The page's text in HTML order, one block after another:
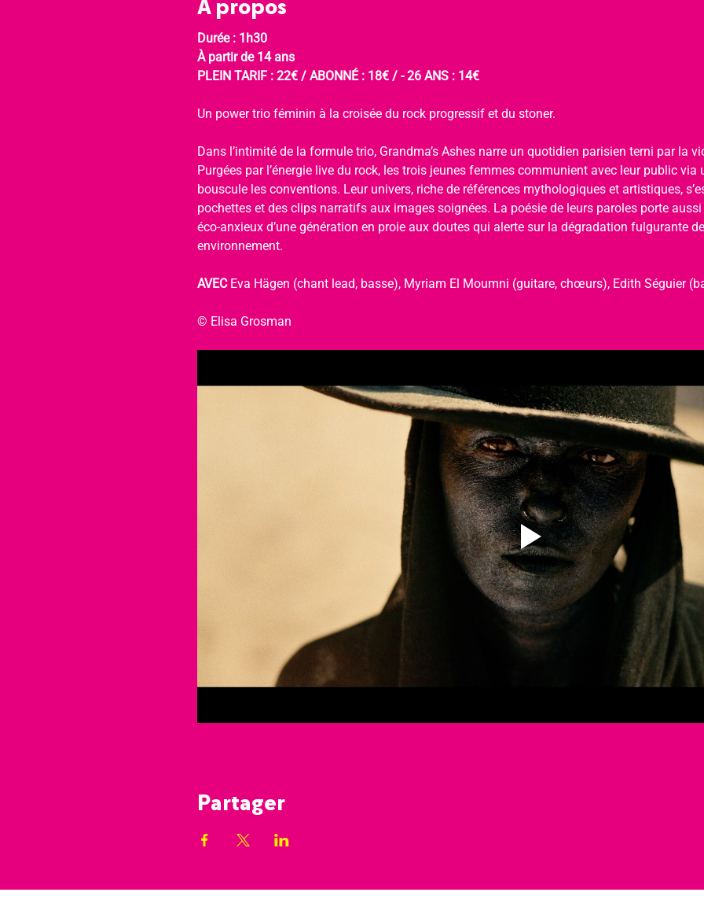
À propos
Durée : 1h30
À partir de 14 ans
PLEIN TARIF : 22€ / ABONNÉ : 18€ / - 26 ANS : 14€
Un power trio féminin à la croisée du rock progressif et du stoner.
Dans l’intimité de la formule trio, Grandma’s Ashes narre un quotidien parisien terni par la
Purgées par l’énergie live du rock, les trois jeunes femmes communient avec leur public
bouscule les conventions. Leur univers, riche de références mythologiques et artistiques,
pochettes et des clips narratifs aux images soignées. La poésie de leurs paroles porte
éco-anxieux d’une génération en proie aux doutes qui alerte sur la dégradation fulgurante
environnement.
AVEC Eva Hägen (chant lead, basse), Myriam El Moumni (guitare, chœurs), Edith Séguier
© Elisa Grosman
Partager